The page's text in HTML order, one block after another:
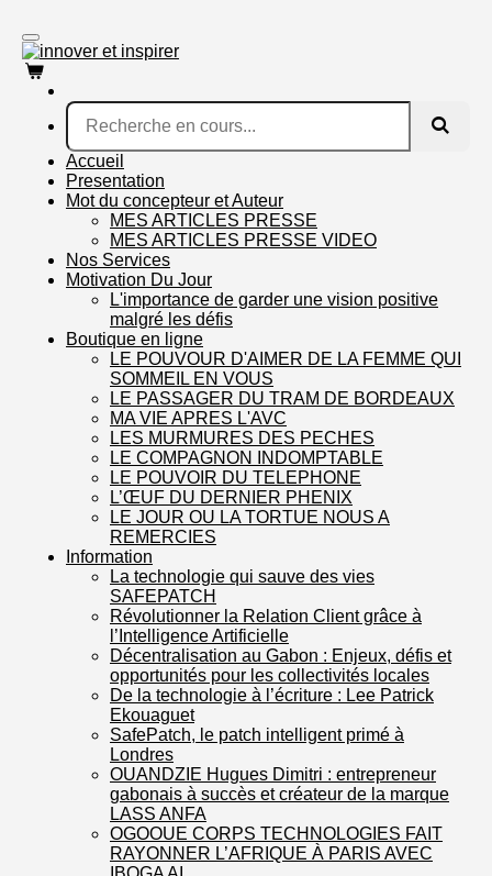
au
contenu
principal
Accueil
Presentation
Mot du concepteur et Auteur
MES ARTICLES PRESSE
MES ARTICLES PRESSE VIDEO
Nos Services
Motivation Du Jour
L'importance de garder une vision positive
malgré les défis
Boutique en ligne
LE POUVOUR D'AIMER DE LA FEMME QUI
SOMMEIL EN VOUS
LE PASSAGER DU TRAM DE BORDEAUX
MA VIE APRES L'AVC
LES MURMURES DES PECHES
LE COMPAGNON INDOMPTABLE
LE POUVOIR DU TELEPHONE
L’ŒUF DU DERNIER PHENIX
LE JOUR OU LA TORTUE NOUS A
REMERCIES
Information
La technologie qui sauve des vies
SAFEPATCH
Révolutionner la Relation Client grâce à
l’Intelligence Artificielle
Décentralisation au Gabon : Enjeux, défis et
opportunités pour les collectivités locales
De la technologie à l’écriture : Lee Patrick
Ekouaguet
SafePatch, le patch intelligent primé à
Londres
OUANDZIE Hugues Dimitri : entrepreneur
gabonais à succès et créateur de la marque
LASS ANFA
OGOOUE CORPS TECHNOLOGIES FAIT
RAYONNER L’AFRIQUE À PARIS AVEC